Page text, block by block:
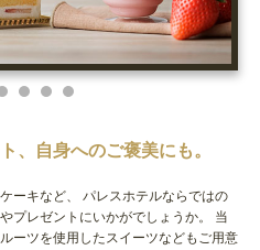
、自身へのご褒美にも。
ーキなど、
パレスホテルならではの
プレゼントにいかがでしょうか。
当
ーツを使用したスイーツなどもご用意